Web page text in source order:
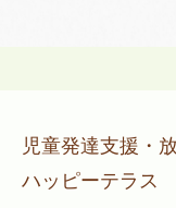
児童発達支援・
ハッピーテラス